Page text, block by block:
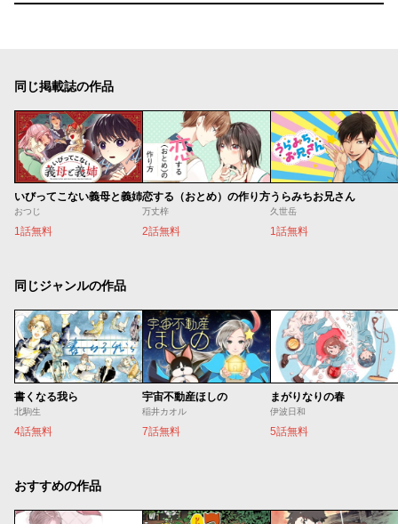
同じ掲載誌の作品
いびってこない義母と義姉
おつじ
1話無料
恋する（おとめ）の作り方
万丈梓
2話無料
うらみちお兄さん
久世岳
1話無料
同じジャンルの作品
書くなる我ら
北駒生
4話無料
宇宙不動産ほしの
稲井カオル
7話無料
まがりなりの春
伊波日和
5話無料
おすすめの作品